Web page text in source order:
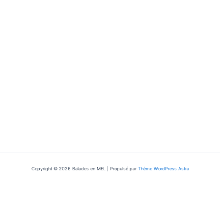
Copyright © 2026 Balades en MEL | Propulsé parThème WordPress Astra